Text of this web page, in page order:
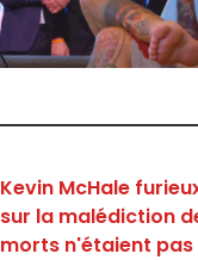
Kevin McHale
sur la malédiction
morts n'étaient pas